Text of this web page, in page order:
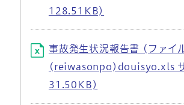
128.51KB)
事故発生状況報告書 (ファイ
(reiwasonpo)douisyo.xls サ
31.50KB)